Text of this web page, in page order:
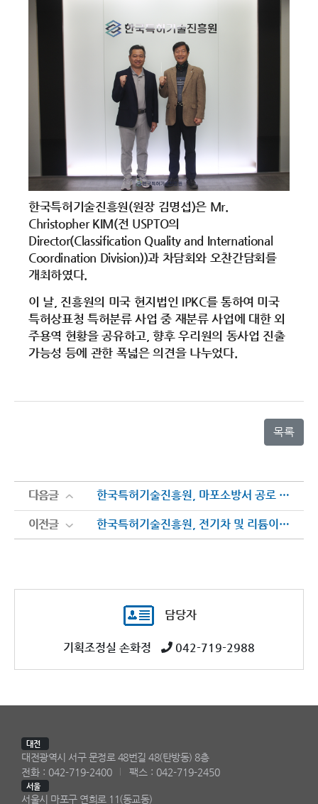
한국특허기술진흥원(원장 김명섭)은 Mr.
Christopher KIM(전 USPTO의
Director(Classification Quality and International
Coordination Division))과 차담회와 오찬간담회를
개최하였다.
이 날, 진흥원의 미국 현지법인 IPKC를 통하여 미국
특허상표청 특허분류 사업 중 재분류 사업에 대한 외
주용역 현황을 공유하고, 향후 우리원의 동사업 진출
가능성 등에 관한 폭넓은 의견을 나누었다.
목록
다음글 한국특허기술진흥원, 마포소방서 공로 인정 ‘제63주년 소방의 날’ 표창
다음글
이전글 한국특허기술진흥원, 전기차 및 리튬이온 배터리 화재 대응능력 향상을 위한 민·관합동훈련 실시
이전글
담당자
기획조정실 손화정 042-719-2988
대전
대전광역시 서구 문정로 48번길 48(탄방동) 8층
전화 : 042-719-2400
팩스 : 042-719-2450
서울
서울시 마포구 연희로 11(동교동)